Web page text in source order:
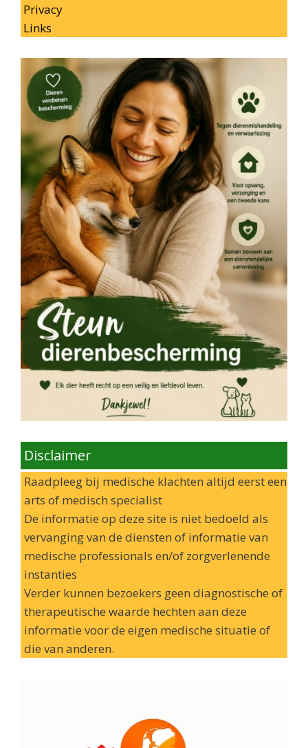
Privacy
Links
Disclaimer
Raadpleeg bij medische klachten altijd eerst een
arts of medisch specialist
De informatie op deze site is niet bedoeld als
vervanging van de diensten of informatie van
medische professionals en/of zorgverlenende
instanties
Verder kunnen bezoekers geen diagnostische of
therapeutische waarde hechten aan deze
informatie voor de eigen medische situatie of
die van anderen.